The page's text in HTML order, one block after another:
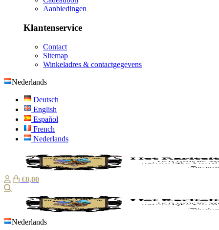
Aanbiedingen
Klantenservice
Contact
Sitemap
Winkeladres & contactgegevens
Nederlands
Deutsch
English
Español
French
Nederlands
€0,00
Nederlands